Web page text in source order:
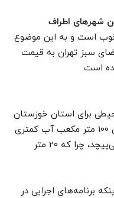
شهرهای اطراف
است و به این موضوع
سبز تهران به قیمت
است.
برای استان خوزستان
تعریف نکردیم، حال اگر رودخانه کارون 100 متر مکعب آب کمتری
داشته باشد، بوی تعفن در آن محل می‌پیچد، چرا که 20 متر
برنامه‌های اجرایی در